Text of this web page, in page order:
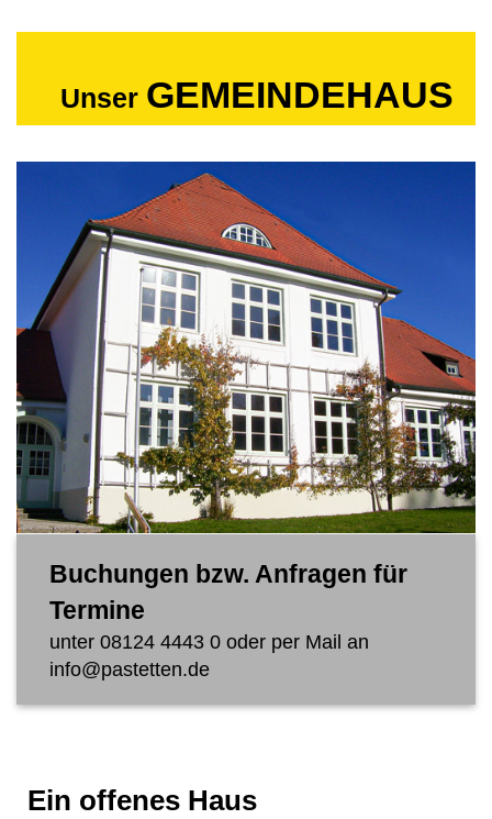
Ein offenes Haus
Unser GEMEINDEHAUS
Buchungen bzw. Anfragen für
Termine
unter 08124 4443 0 oder per Mail an
info@pastetten.de